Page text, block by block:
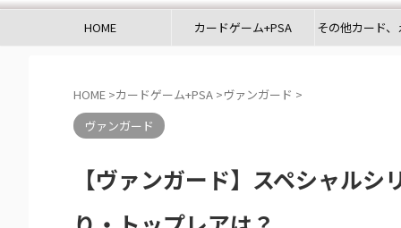
HOME カードゲーム+PSA その他カード
HOME >カードゲーム+PSA >ヴァンガード >
ヴァンガード
【ヴァンガード】スペシャル